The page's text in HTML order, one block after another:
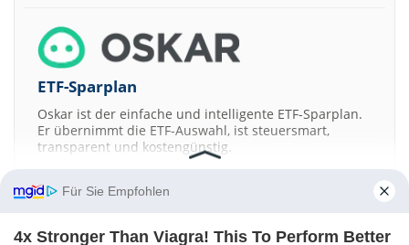
06:35
Fresenius Buy
06:34
Fresenius Medical Care Underperform
06:31
easyJet Neutral
06.08.26
Commerzbank Neutral
06.08.26
Boeing Outperform
ETF-Sparplan
Oskar ist der einfache und intelligente ETF-Sparplan.
Er übernimmt die ETF-Auswahl, ist steuersmart,
transparent und kostengünstig.
JETZT MEHR ERFAHREN
Für Sie Empfohlen
4x Stronger Than Viagra! This To Perform Better